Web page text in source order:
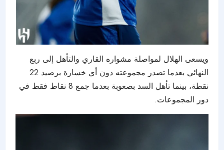
ويسعى الهلال لمواصلة مشواره القاري والتأهل إلى ربع
النهائي بعدما تصدر مجموعته دون أي خسارة برصيد 22
نقطة، بينما تأهل السد بصعوبة بعدما جمع 8 نقاط فقط في
دور المجموعات.